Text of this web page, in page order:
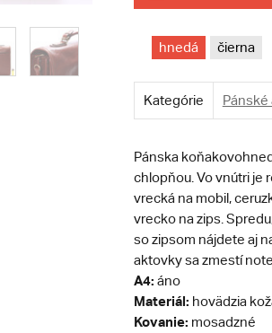
hnedá čierna
Kategórie
Pánska
chlopňou. Vo vnútri je
vrecká na mobil,
vrecko na zips.
so zipsom nájdete aj
aktovky sa zmestí
A4: áno
Materiál: hovädzia
Kovanie: mosadzné